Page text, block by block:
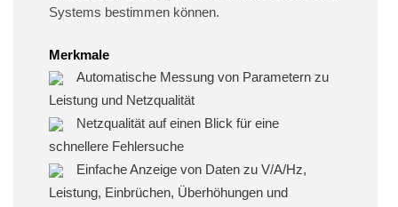
Systems bestimmen können.
Merkmale
Automatische Messung von Parametern zu
Leistung und Netzqualität
Netzqualität auf einen Blick für eine
schnellere Fehlersuche
Einfache Anzeige von Daten zu V/A/Hz,
Leistung, Einbrüchen, Überhöhungen und